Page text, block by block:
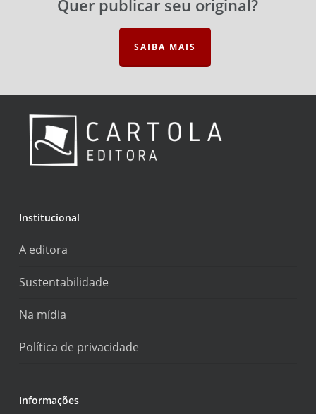
Quer publicar seu original?
SAIBA MAIS
Institucional
A editora
Sustentabilidade
Na mídia
Política de privacidade
Informações